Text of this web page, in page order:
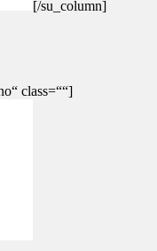
[/su_column]
class=““]